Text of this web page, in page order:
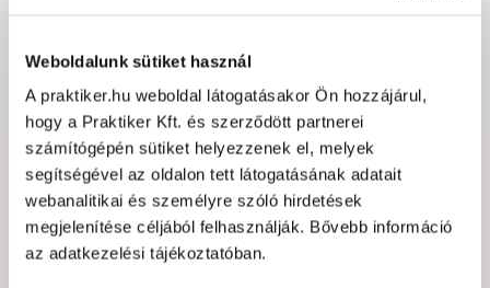
Weboldalunk sütiket használ
A praktiker.hu weboldal látogatásakor Ön hozzájárul,
hogy a Praktiker Kft. és szerződött partnerei
számítógépén sütiket helyezzenek el, melyek
segítségével az oldalon tett látogatásának adatait
webanalitikai és személyre szóló hirdetések
megjelenítése céljából felhasználják. Bővebb információ
az adatkezelési tájékoztatóban.
Dokumentumok, felelős személy
Hibát találtál az oldalon vagy a termék leírásában?
Kérjük jelezd nekünk!